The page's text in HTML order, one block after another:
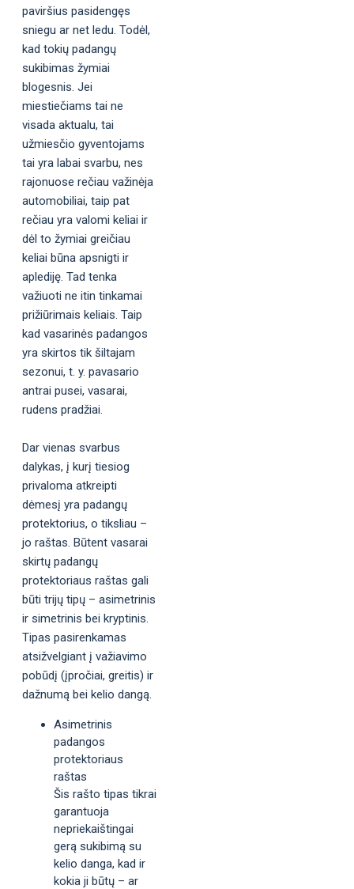
paviršius pasidengęs
sniegu ar net ledu. Todėl,
kad tokių padangų
sukibimas žymiai
blogesnis. Jei
miestiečiams tai ne
visada aktualu, tai
užmiesčio gyventojams
tai yra labai svarbu, nes
rajonuose rečiau važinėja
automobiliai, taip pat
rečiau yra valomi keliai ir
dėl to žymiai greičiau
keliai būna apsnigti ir
aplediję. Tad tenka
važiuoti ne itin tinkamai
prižiūrimais keliais. Taip
kad vasarinės padangos
yra skirtos tik šiltajam
sezonui, t. y. pavasario
antrai pusei, vasarai,
rudens pradžiai.
Dar vienas svarbus
dalykas, į kurį tiesiog
privaloma atkreipti
dėmesį yra padangų
protektorius, o tiksliau –
jo raštas. Būtent vasarai
skirtų padangų
protektoriaus raštas gali
būti trijų tipų – asimetrinis
ir simetrinis bei kryptinis.
Tipas pasirenkamas
atsižvelgiant į važiavimo
pobūdį (įpročiai, greitis) ir
dažnumą bei kelio dangą.
Asimetrinis
padangos
protektoriaus
raštas
Šis rašto tipas tikrai
garantuoja
nepriekaištingai
gerą sukibimą su
kelio danga, kad ir
kokia ji būtų – ar